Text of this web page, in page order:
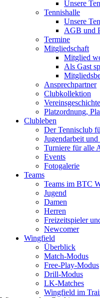
Unsere
Tennishalle
Unsere
AGB und
Termine
Mitgliedschaft
Mitglied
Als Gast
Ansprechpartner
Clubkollektion
Vereinsgeschichte
Platzordnung,
Clubleben
Der Tennisclub
Jugendarbeit
Turniere für alle
Events
Fotogalerie
Teams
Teams im BTC
Jugend
Damen
Herren
Freizeitspieler
Newcomer
Wingfield
Überblick
Match-Modus
Free-Play-Modus
Drill-Modus
LK-Matches
Wingfield im